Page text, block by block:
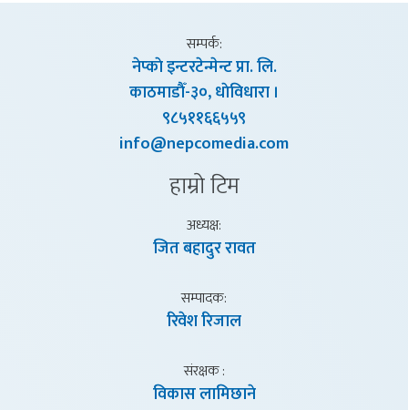
सम्पर्क:
नेप्काे इन्टरटेन्मेन्ट प्रा. लि.
काठमाडाैँ-३०, धाेविधारा ।
९८५११६६५५९
info@nepcomedia.com
हाम्राे टिम
अध्यक्ष:
जित बहादुर रावत
सम्पादक:
रिवेश रिजाल
संरक्षक :
विकास लामिछाने